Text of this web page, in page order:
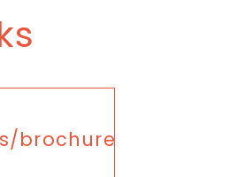
brochures/online